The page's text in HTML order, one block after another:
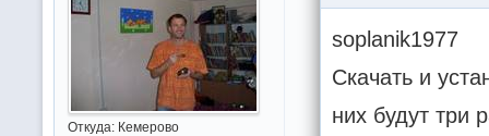
Откуда:Кемерово
soplanik1977
Скачать и
них будут три